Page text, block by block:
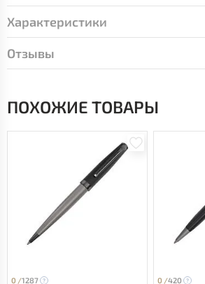
Характеристики
Отзывы
ПОХОЖИЕ ТОВАРЫ
0 /1287 0 /420